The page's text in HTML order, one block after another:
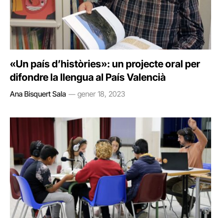
«Un país d’històries»: un projecte oral per
difondre la llengua al País Valencià
Ana Bisquert Sala gener 18, 2023